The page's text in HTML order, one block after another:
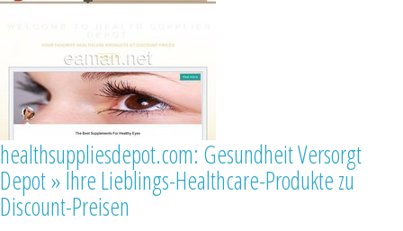
healthsuppliesdepot.com: Gesundheit Versorgt
Depot » Ihre Lieblings-Healthcare-Produkte zu
Discount-Preisen